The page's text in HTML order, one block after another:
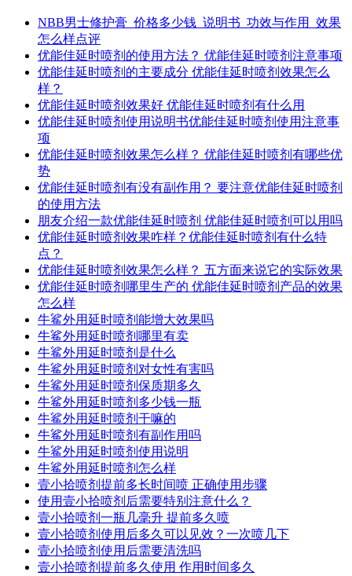
NBB男士修护膏_价格多少钱_说明书_功效与作用_效果
怎么样点评
优能佳延时喷剂的使用方法？ 优能佳延时喷剂注意事项
优能佳延时喷剂的主要成分 优能佳延时喷剂效果怎么
样？
优能佳延时喷剂效果好 优能佳延时喷剂有什么用
优能佳延时喷剂使用说明书优能佳延时喷剂使用注意事
项
优能佳延时喷剂效果怎么样？ 优能佳延时喷剂有哪些优
势
优能佳延时喷剂有没有副作用？ 要注意优能佳延时喷剂
的使用方法
朋友介绍一款优能佳延时喷剂 优能佳延时喷剂可以用吗
优能佳延时喷剂效果咋样？优能佳延时喷剂有什么特
点？
优能佳延时喷剂效果怎么样？ 五方面来说它的实际效果
优能佳延时喷剂哪里生产的 优能佳延时喷剂产品的效果
怎么样
牛鲨外用延时喷剂能增大效果吗
牛鲨外用延时喷剂哪里有卖
牛鲨外用延时喷剂是什么
牛鲨外用延时喷剂对女性有害吗
牛鲨外用延时喷剂保质期多久
牛鲨外用延时喷剂多少钱一瓶
牛鲨外用延时喷剂干嘛的
牛鲨外用延时喷剂有副作用吗
牛鲨外用延时喷剂使用说明
牛鲨外用延时喷剂怎么样
壹小拾喷剂提前多长时间喷 正确使用步骤
使用壹小拾喷剂后需要特别注意什么？
壹小拾喷剂一瓶几毫升 提前多久喷
壹小拾喷剂使用后多久可以见效？一次喷几下
壹小拾喷剂使用后需要清洗吗
壹小拾喷剂提前多久使用 作用时间多久